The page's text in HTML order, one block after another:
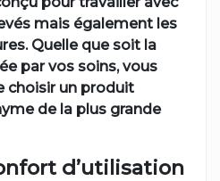
mais également les
Quelle que soit la
par vos soins, vous
choisir un produit
de la plus grande
d’utilisation